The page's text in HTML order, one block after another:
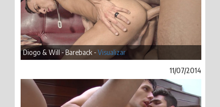
Diogo & Will - Bareback -Visualizar
11/07/2014